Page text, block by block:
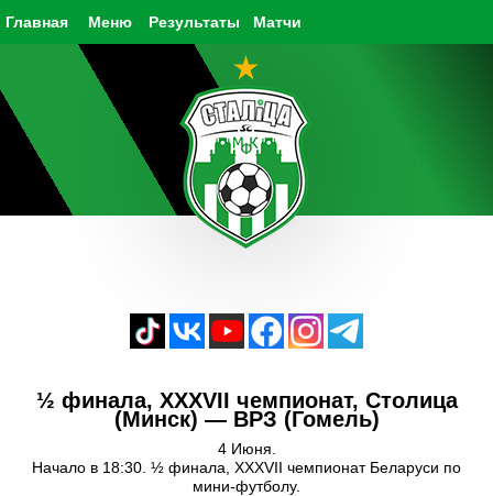
Главная Результаты Матчи
Меню
½ финала, XXXVII чемпионат, Столица
(Минск) — ВРЗ (Гомель)
4 Июня.
Начало в 18:30. ½ финала, XXXVII чемпионат Беларуси по
мини-футболу.